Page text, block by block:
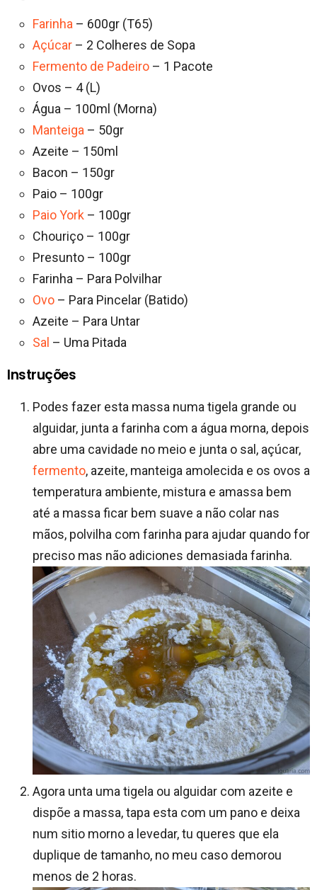
Farinha – 600gr (T65)
Açúcar – 2 Colheres de Sopa
Fermento de Padeiro – 1 Pacote
Ovos – 4 (L)
Água – 100ml (Morna)
Manteiga – 50gr
Azeite – 150ml
Bacon – 150gr
Paio – 100gr
Paio York – 100gr
Chouriço – 100gr
Presunto – 100gr
Farinha – Para Polvilhar
Ovo – Para Pincelar (Batido)
Azeite – Para Untar
Sal – Uma Pitada
Instruções
Podes fazer esta massa numa tigela grande ou
alguidar, junta a farinha com a água morna, depois
abre uma cavidade no meio e junta o sal, açúcar,
fermento, azeite, manteiga amolecida e os ovos a
temperatura ambiente, mistura e amassa bem
até a massa ficar bem suave a não colar nas
mãos, polvilha com farinha para ajudar quando for
preciso mas não adiciones demasiada farinha.
Agora unta uma tigela ou alguidar com azeite e
dispõe a massa, tapa esta com um pano e deixa
num sitio morno a levedar, tu queres que ela
duplique de tamanho, no meu caso demorou
menos de 2 horas.